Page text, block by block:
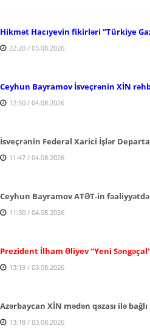
Hikmət Hacıyevin fikirləri "Türkiye
22:20 / 05.08.2026
Ceyhun Bayramov İsveçrənin XİN
12:50 / 04.08.2026
İsveçrənin Federal Xarici İşlər
11:47 / 04.08.2026
Ceyhun Bayramov ATƏT-in
11:30 / 04.08.2026
Prezident İlham Əliyev “Yeni
13:19 / 03.08.2026
Azərbaycan XİN mədən qəzası ilə
13:18 / 03.08.2026